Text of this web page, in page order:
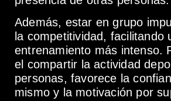
Además, estar en grupo
la competitividad, facilitando
entrenamiento más intenso.
el compartir la actividad
personas, favorece la
mismo y la motivación por